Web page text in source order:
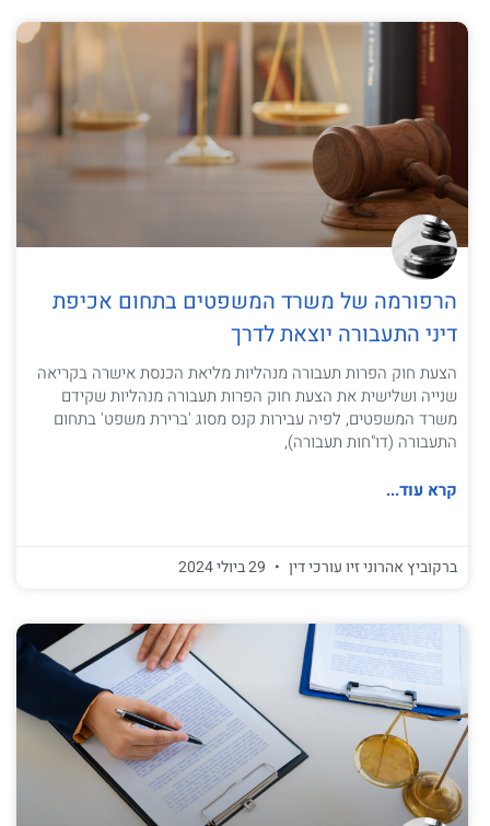
הרפורמה של משרד המשפטים בתחום אכיפת
דיני התעבורה יוצאת לדרך
הצעת חוק הפרות תעבורה מנהליות מליאת הכנסת אישרה בקריאה
שנייה ושלישית את הצעת חוק הפרות תעבורה מנהליות שקידם
משרד המשפטים, לפיה עבירות קנס מסוג 'ברירת משפט' בתחום
התעבורה (דו"חות תעבורה),
קרא עוד...
ברקוביץ אהרוני זיו עורכי דין